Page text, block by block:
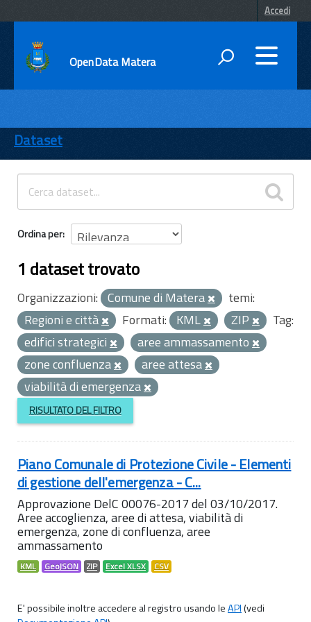
Accedi
OpenData Matera
ENTI
TEMI
INFORMAZIONI
Dataset
Ordina per
1 dataset trovato
Organizzazioni: Comune di Matera
temi:
Regioni e città
Formati: KML ZIP
Tag:
edifici strategici
aree ammassamento
zone confluenza
aree attesa
viabilità di emergenza
RISULTATO DEL FILTRO
Piano Comunale di Protezione Civile - Elementi
di gestione dell'emergenza - C...
Approvazione DelC 00076-2017 del 03/10/2017.
Aree accoglienza, aree di attesa, viabilità di
emergenza, zone di confluenza, aree
ammassamento
KML GeoJSON ZIP Excel XLSX CSV
E' possibile inoltre accedere al registro usando leAPI(vedi